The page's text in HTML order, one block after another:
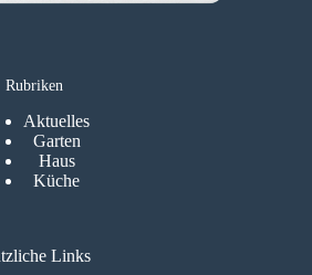
Rubriken
Aktuelles
Garten
Haus
Küche
Links